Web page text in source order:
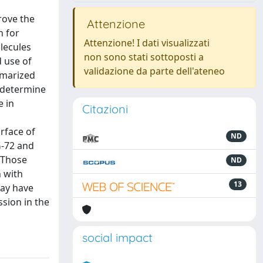
the
for
use of
in
of
72 and
with
have
in the
Attenzione
Attenzione! I dati visualizzati
non sono stati sottoposti a
validazione da parte dell'ateneo
Citazioni
ND
ND
13
social impact